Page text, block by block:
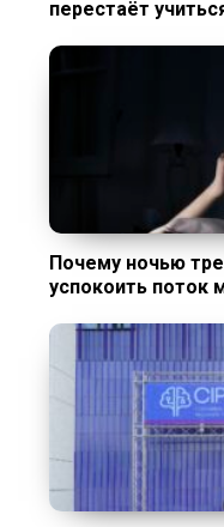
перестаёт
Почему ночью
успокоить поток